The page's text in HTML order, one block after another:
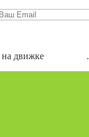
на движке